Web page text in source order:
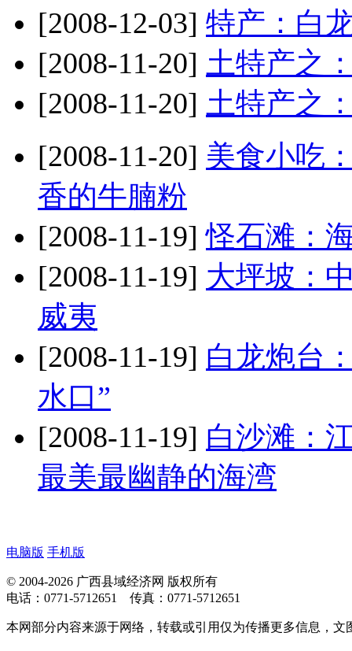
[2008-12-03] 特产：白
[2008-11-20] 土特产之
[2008-11-20] 土特产之
[2008-11-20] 美食小吃
香的牛腩粉
[2008-11-19] 怪石滩：
[2008-11-19] 大坪坡：
威夷
[2008-11-19] 白龙炮台
水口”
[2008-11-19] 白沙滩：
最美最幽静的海湾
电脑版 手机版
© 2004-2026 广西县域经济网 版权所有
电话：0771-5712651 传真：0771-5712651
本网部分内容来源于网络，转载或引用仅为传播更多信息，